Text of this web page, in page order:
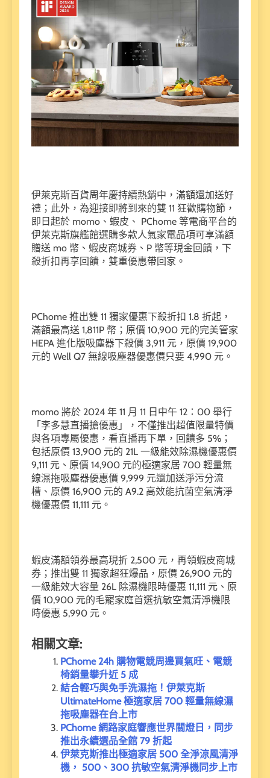
伊萊克斯百貨周年慶持續熱銷中，滿額還加送好
禮；此外，為迎接即將到來的雙 11 狂歡購物節，
即日起於 momo、蝦皮、 PChome 等電商平台的
伊萊克斯旗艦館選購多款人氣家電品項可享滿額
贈送 mo 幣、蝦皮商城券、P 幣等現金回饋，下
殺折扣再享回饋，雙重優惠帶回家。
PChome 推出雙 11 獨家優惠下殺折扣 1.8 折起，
滿額最高送 1,811P 幣；原價 10,900 元的完美管家
HEPA 進化版吸塵器下殺價 3,911 元，原價 19,900
元的 Well Q7 無線吸塵器優惠價只要 4,990 元。
momo 將於 2024 年 11 月 11 日中午 12：00 舉行
「李多慧直播搶優惠」，不僅推出超值限量特價
與各項專屬優惠，看直播再下單，回饋多 5%；
包括原價 13,900 元的 21L 一級能效除濕機優惠價
9,111 元、原價 14,900 元的極適家居 700 輕量無
線濕拖吸塵器優惠價 9,999 元還加送淨污分流
槽、原價 16,900 元的 A9.2 高效能抗菌空氣清淨
機優惠價 11,111 元。
蝦皮滿額領券最高現折 2,500 元，再領蝦皮商城
券；推出雙 11 獨家超狂爆品，原價 26,900 元的
一級能效大容量 26L 除濕機限時優惠 11,111 元、原
價 10,900 元的毛寵家庭首選抗敏空氣清淨機限
時優惠 5,990 元。
相關文章:
PChome 24h 購物電競周邊買氣旺、電競
椅銷量攀升近 5 成
結合輕巧與免手洗濕拖！伊萊克斯
UltimateHome 極適家居 700 輕量無線濕
拖吸塵器在台上市
PChome 網路家庭響應世界關燈日，同步
推出永續選品全館 79 折起
伊萊克斯推出極適家居 500 全淨涼風清淨
機， 500、300 抗敏空氣清淨機同步上市